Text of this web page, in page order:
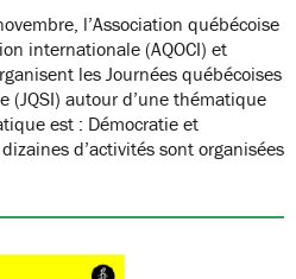
l’Association québécoise
internationale (AQOCI) et
les Journées québécoises
autour d’une thématique
est : Démocratie et
d’activités sont organisées